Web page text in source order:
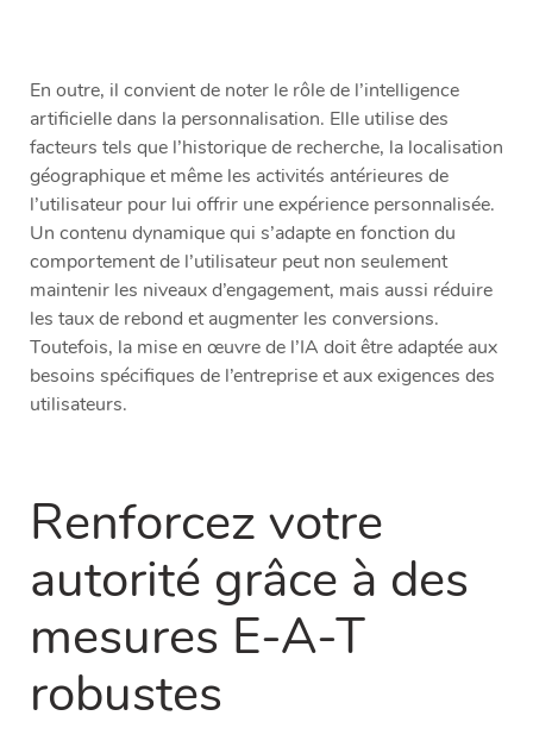
En outre, il convient de noter le rôle de l’intelligence
artificielle dans la personnalisation. Elle utilise des
facteurs tels que l’historique de recherche, la localisation
géographique et même les activités antérieures de
l’utilisateur pour lui offrir une expérience personnalisée.
Un contenu dynamique qui s’adapte en fonction du
comportement de l’utilisateur peut non seulement
maintenir les niveaux d’engagement, mais aussi réduire
les taux de rebond et augmenter les conversions.
Toutefois, la mise en œuvre de l’IA doit être adaptée aux
besoins spécifiques de l’entreprise et aux exigences des
utilisateurs.
Renforcez votre
autorité grâce à des
mesures E-A-T
robustes